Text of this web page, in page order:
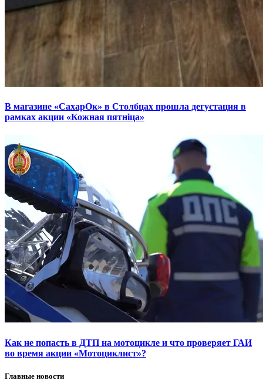
В магазине «СахарОк» в Столбцах прошла дегустация в
рамках акции «Кожная пятніца»
Как не попасть в ДТП на мотоцикле и что проверяет ГАИ
во время акции «Мотоциклист»?
Главные новости